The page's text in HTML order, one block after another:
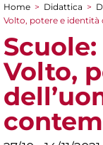
Tu sei qui
Home > Didattica >
Volto, potere e
Volto,